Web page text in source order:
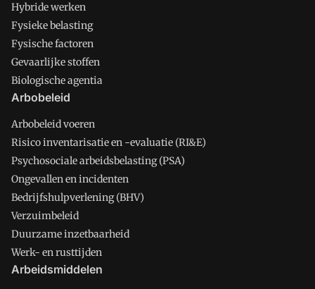
Hybride werken
Fysieke belasting
Fysische factoren
Gevaarlijke stoffen
Biologische agentia
Arbobeleid
Arbobeleid voeren
Risico inventarisatie en -evaluatie (RI&E)
Psychosociale arbeidsbelasting (PSA)
Ongevallen en incidenten
Bedrijfshulpverlening (BHV)
Verzuimbeleid
Duurzame inzetbaarheid
Werk- en rusttijden
Arbeidsmiddelen